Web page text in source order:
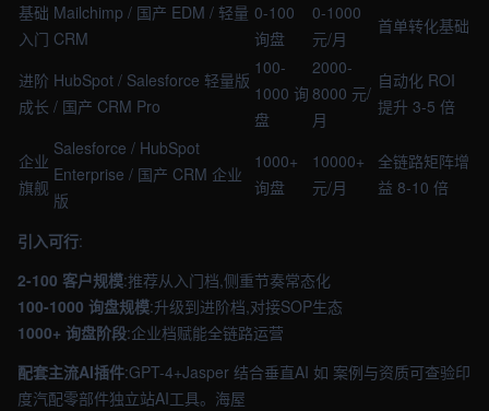
基础
入门
Mailchimp / 国产 EDM / 轻量
CRM
0-100
询盘
0-1000
元/月
首单转化基础
进阶
成长
HubSpot / Salesforce 轻量版
/ 国产 CRM Pro
100-
1000 询
盘
2000-
8000 元/
月
自动化 ROI
提升 3-5 倍
企业
旗舰
Salesforce / HubSpot
Enterprise / 国产 CRM 企业
版
1000+
询盘
10000+
元/月
全链路矩阵增
益 8-10 倍
引入可行:
2-100 客户规模:推荐从入门档,侧重节奏常态化
100-1000 询盘规模:升级到进阶档,对接SOP生态
1000+ 询盘阶段:企业档赋能全链路运营
配套主流AI插件:GPT-4+Jasper 结合垂直AI 如 案例与资质可查验印
度汽配零部件独立站AI工具。海屋